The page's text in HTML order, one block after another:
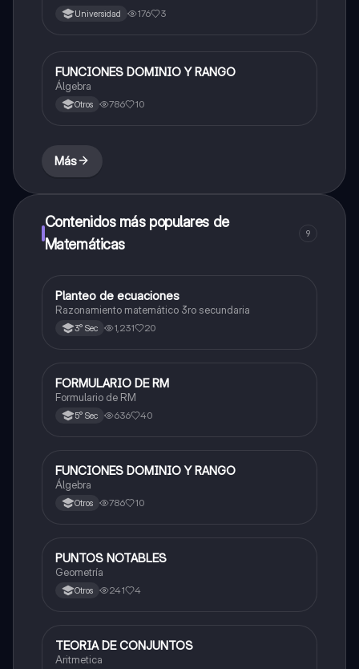
Universidad 176 3
Matemáticas
FUNCIONES DOMINIO Y RANGO
Álgebra
Otros 786 10
Más
Contenidos más populares de
Matemáticas
9
Matemáticas
Planteo de ecuaciones
Razonamiento matemático 3ro secundaria
3° Sec 1,231 20
Matemáticas
FORMULARIO DE RM
Formulario de RM
5° Sec 636 40
Matemáticas
FUNCIONES DOMINIO Y RANGO
Álgebra
Otros 786 10
Matemáticas
PUNTOS NOTABLES
Geometría
Otros 241 4
Matemáticas
TEORIA DE CONJUNTOS
Aritmetica